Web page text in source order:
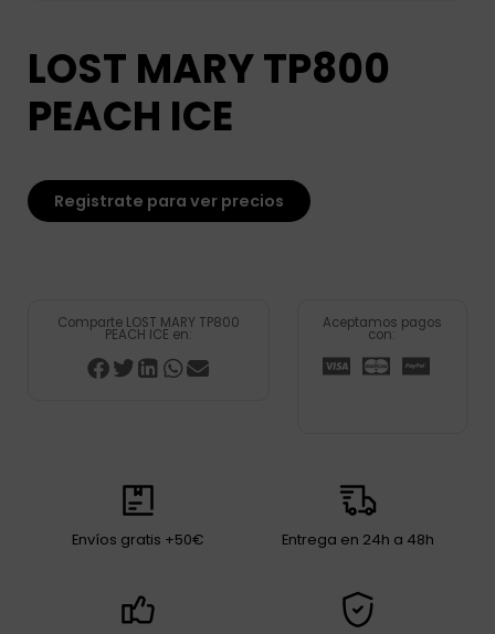
LOST MARY TP800
PEACH ICE
Registrate para ver precios
Comparte LOST MARY TP800
PEACH ICE en:
Aceptamos pagos
con:
Envíos gratis +50€ Entrega en 24h a 48h